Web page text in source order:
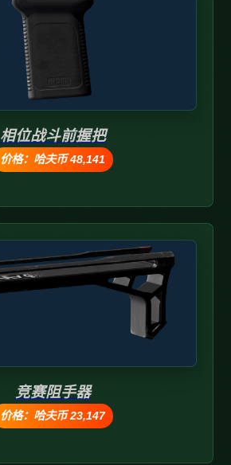
相位战斗前握把
价格：哈夫币 48,141
竞赛阻手器
价格：哈夫币 23,147